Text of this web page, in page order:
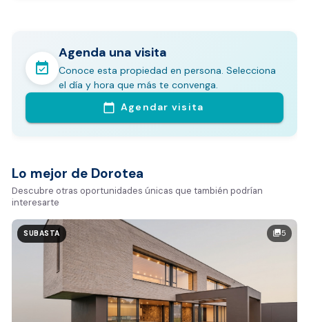
En pocos minutos avalúa con este Análisis
Comparativo de Mercado (inicialmente
Bogotá y Medellín)
Análisis basado en datos reales:
Tiempo promedio de venta en la zona
Rango de precios de arriendo en el sector
Valor exclusivo para clientes de Dorotea:
20.000 COP
REALIZAR AVALÚO AHORA
event_available
Agenda una visita
Conoce esta propiedad en persona. Selecciona
el día y hora que más te convenga.
calendar_today Agendar visita
Lo mejor de Dorotea
Descubre otras oportunidades únicas que también podrían
interesarte
photo_library5
SUBASTA